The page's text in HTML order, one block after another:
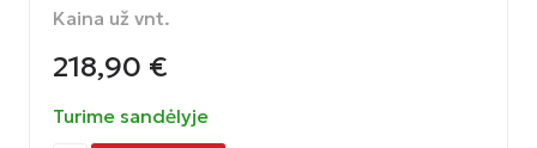
Kaina už vnt.
218,90 €
Turime sandėlyje